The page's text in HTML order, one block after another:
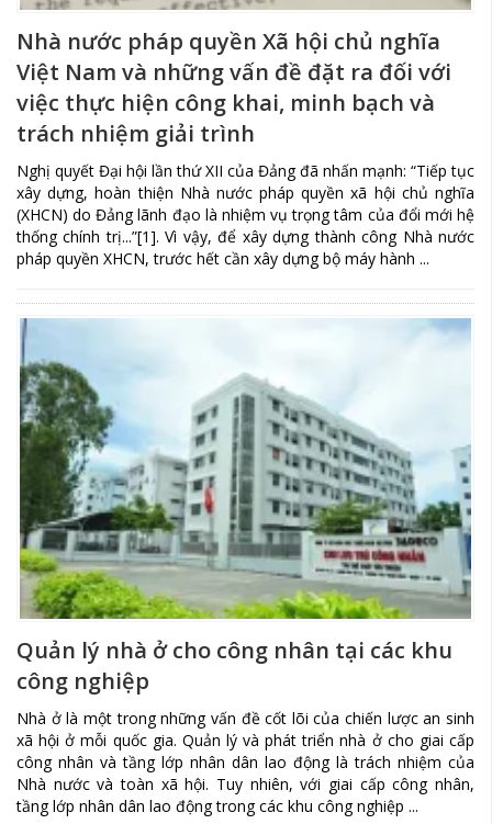
Nhà nước pháp quyền Xã hội chủ nghĩa
Việt Nam và những vấn đề đặt ra đối với
việc thực hiện công khai, minh bạch và
trách nhiệm giải trình
Nghị quyết Đại hội lần thứ XII của Đảng đã nhấn mạnh: “Tiếp tục
xây dựng, hoàn thiện Nhà nước pháp quyền xã hội chủ nghĩa
(XHCN) do Đảng lãnh đạo là nhiệm vụ trọng tâm của đổi mới hệ
thống chính trị...”[1]. Vì vậy, để xây dựng thành công Nhà nước
pháp quyền XHCN, trước hết cần xây dựng bộ máy hành ...
Quản lý nhà ở cho công nhân tại các khu
công nghiệp
Nhà ở là một trong những vấn đề cốt lõi của chiến lược an sinh
xã hội ở mỗi quốc gia. Quản lý và phát triển nhà ở cho giai cấp
công nhân và tầng lớp nhân dân lao động là trách nhiệm của
Nhà nước và toàn xã hội. Tuy nhiên, với giai cấp công nhân,
tầng lớp nhân dân lao động trong các khu công nghiệp ...